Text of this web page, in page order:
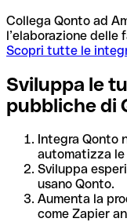
Collega Qonto ad
l’elaborazione delle
Scopri tutte le
Sviluppa le
pubbliche di
Integra Qonto
automatizza
Sviluppa
usano Qonto.
Aumenta la
come Zapier